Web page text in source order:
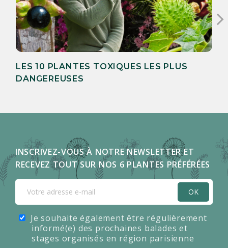
LES 10 PLANTES TOXIQUES LES PLUS
DANGEREUSES
INSCRIVEZ-VOUS À NOTRE NEWSLETTER ET
RECEVEZ TOUT SUR NOS 6 PLANTES PRÉFÉRÉES
Je souhaite également être régulièrement
informé(e) des prochaines balades et
stages organisés en région parisienne
OK